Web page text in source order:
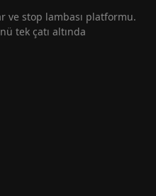
ve stop lambası platformu.
tek çatı altında